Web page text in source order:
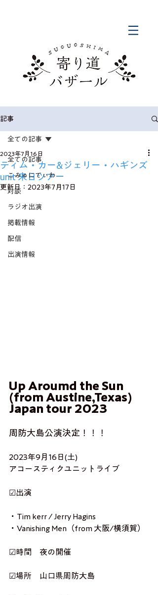
記事
全ての記事
こみゅにてぃわ
対談
ラジオ出演
掲載情報
配信
出演情報
全ての記事
ティム・カー&ジェリー・ハギンズ
unit 来日ツアー
2023年7月16日
更新日： 2023年7月17日
Up Aroumd the Sun
(from Austine,Texas)
Japan tour 2023
周防大島公演決定！！！
2023年9月16日(土)
アコースティクユニットライブ
☑出演
・Tim kerr / Jerry Hagins
・Vanishing Men（from 大阪/横須賀）
☑時間　夜の開催
☑場所　山口県周防大島